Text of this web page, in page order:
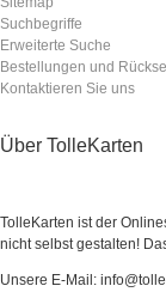
Suchbegriffe
Erweiterte Suche
Bestellungen und
Kontaktieren Sie uns
Über TolleKarten
TolleKarten ist der
nicht selbst gestalten!
Unsere E-Mail: